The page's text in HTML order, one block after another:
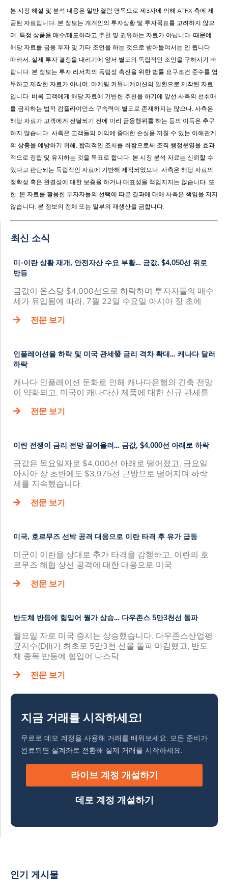
본 시장 해설 및 분석 내용은 일반 열람 명목으로 제3자에 의해 ATFX 측에 제
공된 자료입니다. 본 정보는 개개인의 투자상황 및 투자목표를 고려하지 않으
며, 특정 상품을 매수/매도하라고 추천 및 권유하는 자료가 아닙니다. 때문에
해당 자료를 금융 투자 및 기타 조언을 하는 것으로 받아들여서는 안 됩니다.
따라서, 실제 투자 결정을 내리기에 앞서 별도의 독립적인 조언을 구하시기 바
랍니다. 본 정보는 투자 리서치의 독립성 촉진을 위한 법률 요구조건 준수를 염
두하고 제작한 자료가 아니며, 마케팅 커뮤니케이션의 일환으로 제작된 자료
입니다. 비록 고객에게 해당 자료에 기반한 추천을 하기에 앞선 사측의 선취매
를 금지하는 법적 컴플라이언스 구속력이 별도로 존재하지는 않으나, 사측은
해당 자료가 고객에게 전달되기 전에 미리 금융행위를 하는 등의 이득은 추구
하지 않습니다. 사측은 고객들의 이익에 중대한 손실을 끼칠 수 있는 이해관계
의 상충을 예방하기 위해, 합리적인 조치를 취함으로써 조직 행정운영을 효과
적으로 정립 및 유지하는 것을 목표로 합니다. 본 시장 분석 자료는 신뢰할 수
있다고 판단되는 독립적인 자료에 기반해 제작되었으나, 사측은 해당 자료의
정확성 혹은 완결성에 대한 보증을 하거나 대표성을 책임지지는 않습니다. 또
한, 본 자료를 활용한 투자자들의 선택에 따른 결과에 대해 사측은 책임을 지지
않습니다. 본 정보의 전체 또는 일부의 재생산을 금합니다.
최신 소식
미-이란 상황 재개, 안전자산 수요 부활… 금값, $4,050선 위로
반등
금값이 온스당 $4,000선으로 하락하며 투자자들의 매수
세가 유입됨에 따라, 7월 22일 수요일 아시아 장 초에
전문 보기
인플레이션율 하락 및 미국 관세發 금리 격차 확대… 캐나다 달러
하락
캐나다 인플레이션 둔화로 인해 캐나다은행의 긴축 전망
이 약화되고, 미국이 캐나다산 제품에 대한 신규 관세를
전문 보기
이란 전쟁이 금리 전망 끌어올려… 금값, $4,000선 아래로 하락
금값은 목요일자로 $4,000선 아래로 떨어졌고, 금요일
아시아 장 초반에도 $3,975선 근방으로 떨어지며 하락
세를 지속했습니다.
전문 보기
미국, 호르무즈 선박 공격 대응으로 이란 타격 후 유가 급등
미군이 이란을 상대로 추가 타격을 감행하고, 이란의 호
르무즈 해협 상선 공격에 대한 대응으로 미국
전문 보기
반도체 반등에 힘입어 월가 상승… 다우존스 5만3천선 돌파
월요일 자로 미국 증시는 상승했습니다. 다우존스산업평
균지수(DJI)가 최초로 5만3천 선을 돌파 마감했고, 반도
체 종목 반등에 힘입어 나스닥
전문 보기
지금 거래를 시작하세요!
무료로 데모 계정을 사용해 거래를 배워보세요. 모든 준비가
완료되면 실계좌로 전환해 실제 거래를 시작하세요.
라이브 계정 개설하기
데로 계정 개설하기
인기 게시물